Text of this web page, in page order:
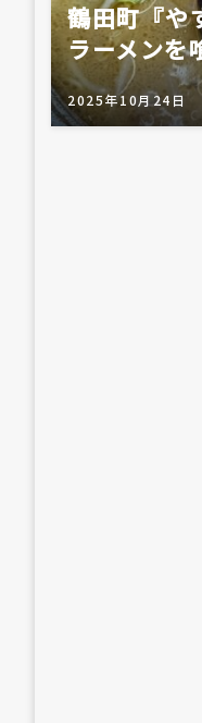
鶴田町『や
ラーメンを
2025年10月24日